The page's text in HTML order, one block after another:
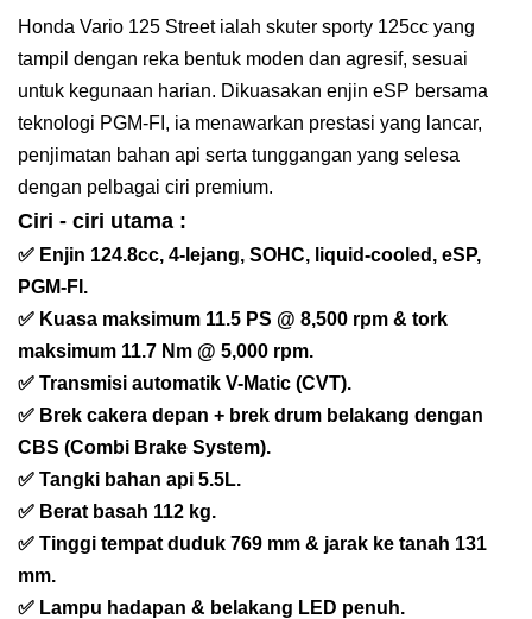
Honda Vario 125 Street ialah skuter sporty 125cc yang
tampil dengan reka bentuk moden dan agresif, sesuai
untuk kegunaan harian. Dikuasakan enjin eSP bersama
teknologi PGM-FI, ia menawarkan prestasi yang lancar,
penjimatan bahan api serta tunggangan yang selesa
dengan pelbagai ciri premium.
Ciri - ciri utama :
✅ Enjin 124.8cc, 4-lejang, SOHC, liquid-cooled, eSP,
PGM-FI.
✅ Kuasa maksimum 11.5 PS @ 8,500 rpm & tork
maksimum 11.7 Nm @ 5,000 rpm.
✅ Transmisi automatik V-Matic (CVT).
✅ Brek cakera depan + brek drum belakang dengan
CBS (Combi Brake System).
✅ Tangki bahan api 5.5L.
✅ Berat basah 112 kg.
✅ Tinggi tempat duduk 769 mm & jarak ke tanah 131
mm.
✅ Lampu hadapan & belakang LED penuh.